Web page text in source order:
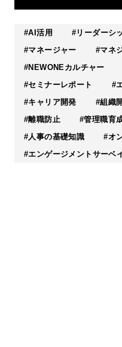
AI活用 リーダーシ
マネージャー
マネ
NEWONEカルチャー
セミナーレポート
キャリア開発
組織
離職防止
管理職育
人事の基礎知識
オ
エンゲージメントサーベ